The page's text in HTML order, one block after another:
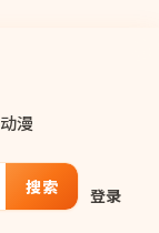
动漫
搜索 登录